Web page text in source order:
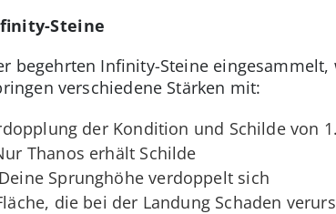
Steine
begehrten Infinity-Steine
verschiedene Stärken mit:
der Kondition und Schilde von
Thanos erhält Schilde
Sprunghöhe verdoppelt sich
die bei der Landung Schaden